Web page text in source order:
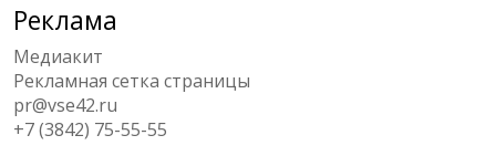
Реклама
Медиакит
Рекламная сетка страницы
pr@vse42.ru
+7 (3842) 75-55-55